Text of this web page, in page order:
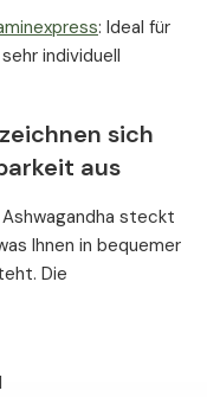
: Ideal für
individuell
sich
aus
steckt
Ihnen in bequemer
Die